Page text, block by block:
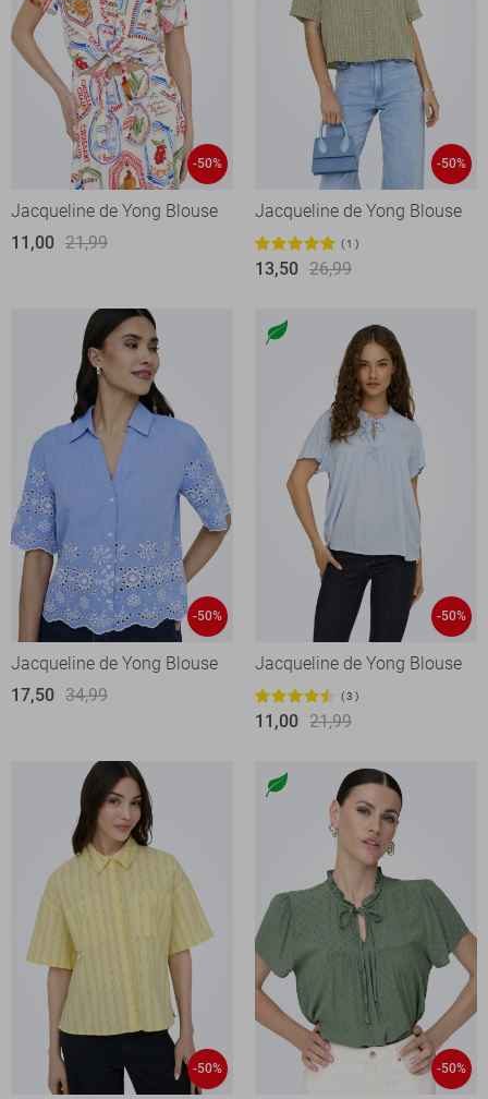
-50%
Jacqueline de Yong Blouse
11,00 21,99
-50%
Jacqueline de Yong Blouse
1
13,50 26,99
-50%
Jacqueline de Yong Blouse
17,50 34,99
-50%
Jacqueline de Yong Blouse
3
11,00 21,99
-50% -50%